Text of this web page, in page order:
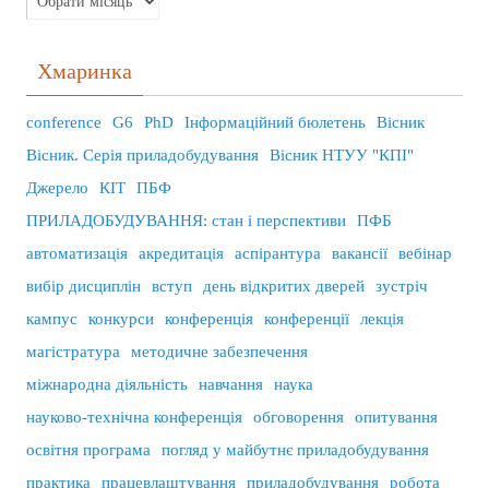
Хмаринка
conference G6 PhD Інформаційний бюлетень
Вісник
Вісник. Серія приладобудування
Вісник НТУУ "КПІ"
Джерело
КІТ
ПБФ
ПРИЛАДОБУДУВАННЯ: стан і перспективи
ПФБ
автоматизація
акредитація аспірантура вакансії
вебінар
вибір дисциплін
вступ день відкритих дверей
зустріч
кампус
конкурси конференція конференції
лекція
магістратура
методичне забезпечення
міжнародна діяльність
навчання
наука
науково-технічна конференція
обговорення
опитування
освітня програма
погляд у майбутнє приладобудування
практика
працевлаштування приладобудування
робота